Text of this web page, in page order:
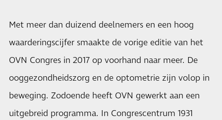
Met meer dan duizend deelnemers en een hoog
waarderingscijfer smaakte de vorige editie van het
OVN Congres in 2017 op voorhand naar meer. De
ooggezondheidszorg en de optometrie zijn volop in
beweging. Zodoende heeft OVN gewerkt aan een
uitgebreid programma. In Congrescentrum 1931